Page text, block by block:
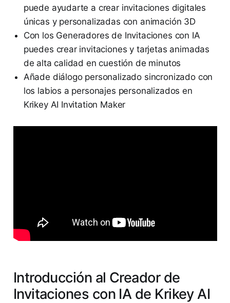
puede ayudarte a crear invitaciones digitales
únicas y personalizadas con animación 3D
Con los Generadores de Invitaciones con IA
puedes crear invitaciones y tarjetas animadas
de alta calidad en cuestión de minutos
Añade diálogo personalizado sincronizado con
los labios a personajes personalizados en
Krikey AI Invitation Maker
Introducción al Creador de
Invitaciones con IA de Krikey AI